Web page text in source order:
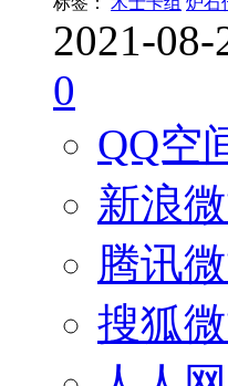
2021-08-
0
QQ空
新浪
腾讯
搜狐